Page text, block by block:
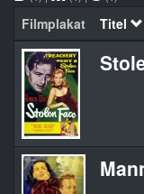
Filmplakat Titel